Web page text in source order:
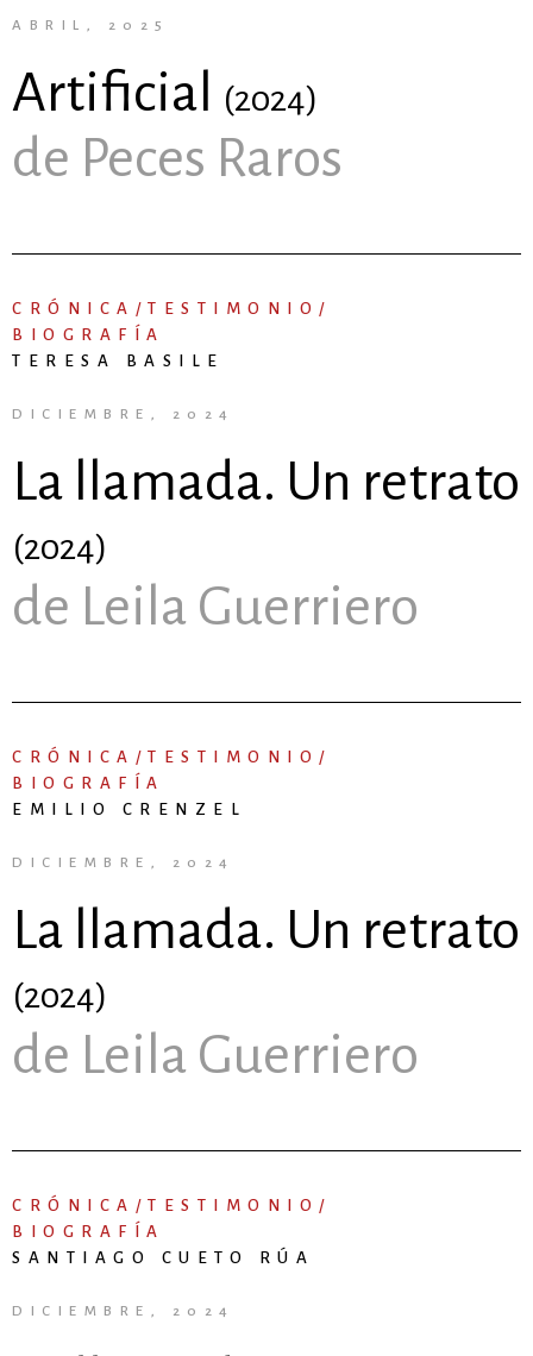
ABRIL, 2025
Artificial (2024)
de Peces Raros
CRÓNICA/TESTIMONIO/
BIOGRAFÍA
TERESA BASILE
DICIEMBRE, 2024
La llamada. Un retrato
(2024)
de Leila Guerriero
CRÓNICA/TESTIMONIO/
BIOGRAFÍA
EMILIO CRENZEL
DICIEMBRE, 2024
La llamada. Un retrato
(2024)
de Leila Guerriero
CRÓNICA/TESTIMONIO/
BIOGRAFÍA
SANTIAGO CUETO RÚA
DICIEMBRE, 2024